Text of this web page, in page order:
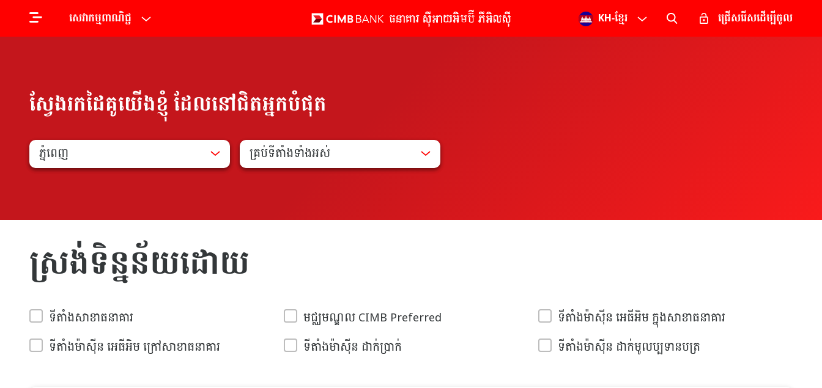
សេវាកម្មពាណិជ្ជ KH-ខ្មែរ ជ្រើសរើសដើម្បីចូល
ស្វែងរកដៃគូយើងខ្ញុំ ដែលនៅជិតអ្នកបំផុត
ភ្នំពេញ គ្រប់ទីតាំងទាំងអស់
ស្រង់ទិន្នន័យដោយ
ទីតាំងសាខាធនាគារ មជ្ឈមណ្ឌល CIMB Preferred
ទីតាំងម៉ាស៊ីន អេធីអិម ក្នុងសាខាធនាគារ
ទីតាំងម៉ាស៊ីន អេធីអិម ក្រៅសាខាធនាគារ
ទីតាំងម៉ាស៊ីន ដាក់ប្រាក់ ទីតាំងម៉ាស៊ីន ដាក់មូលប្បទានបត្រ